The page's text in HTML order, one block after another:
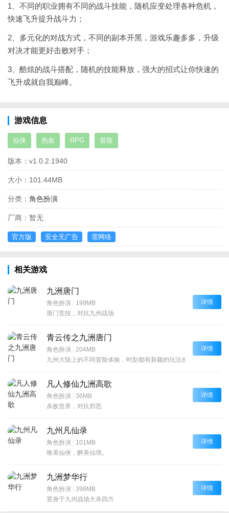
1、不同的职业拥有不同的战斗技能，随机应变处理各种危机，
快速飞升提升战斗力；
2、多元化的对战方式，不同的副本开黑，游戏乐趣多多，升级
对决才能更好击败对手；
3、酷炫的战斗搭配，随机的技能释放，强大的招式让你快速的
飞升成就自我巅峰。
游戏信息
仙侠 热血 RPG 冒险
版本： v1.0.2.1940
大小： 101.44MB
分类： 角色扮演
厂商： 暂无
官方版 安全无广告 需网络
相关游戏
九洲唐门
角色扮演 | 199MB
唐门竞技，对抗九州战场
详情
青云传之九洲唐门
角色扮演 | 204MB
九州大陆上的不同冒险体验，时刻都有新颖的玩法感受
详情
凡人修仙九洲高歌
角色扮演 | 36MB
杀敌世界，对抗邪恶
详情
九州凡仙录
角色扮演 | 101MB
唯美仙侠，醉美仙境。
详情
九洲梦华行
角色扮演 | 398MB
置身于九州战场大杀四方
详情